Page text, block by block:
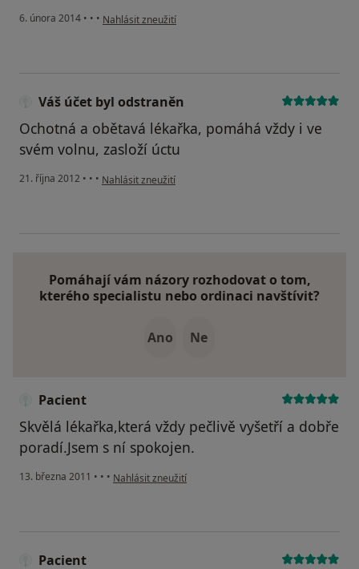
6. února 2014 • • • podle názoru uživatele Váš účet byl odstraněn
Nahlásit zneužití
Váš účet byl odstraněn
Ochotná a obětavá lékařka, pomáhá vždy i ve
svém volnu, zasloží úctu
21. října 2012 • • • podle názoru uživatele Váš účet byl odstraněn
Nahlásit zneužití
Pomáhají vám názory rozhodovat o tom,
kterého specialistu nebo ordinaci navštívit?
Ano Ne
Pacient
Skvělá lékařka,která vždy pečlivě vyšetří a dobře
poradí.Jsem s ní spokojen.
13. března 2011 • • • podle názoru uživatele Pacient
Nahlásit zneužití
Pacient